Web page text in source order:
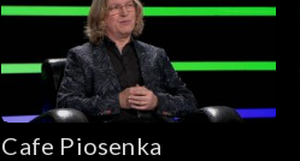
Cafe Piosenka